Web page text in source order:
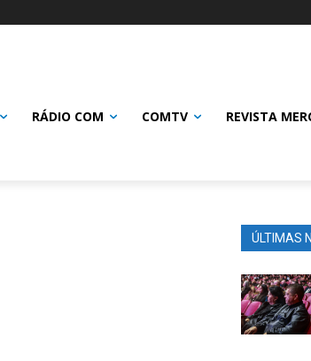
RÁDIO COM COMTV REVISTA
ÚLTIMAS